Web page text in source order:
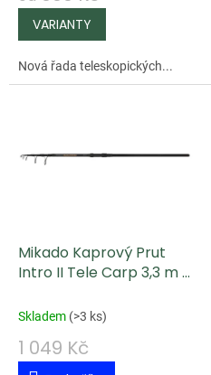
k
ů
Nová řada teleskopických...
Mikado Kaprový Prut
Intro II Tele Carp 3,3 m 3
Skladem (>3 ks)
1 049 Kč